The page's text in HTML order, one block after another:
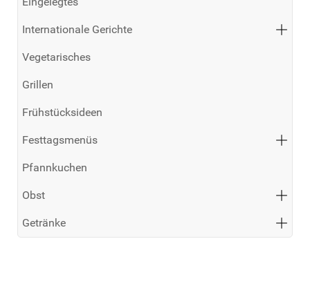
Internationale Gerichte
Vegetarisches
Grillen
Frühstücksideen
Festtagsmenüs
Pfannkuchen
Obst
Getränke